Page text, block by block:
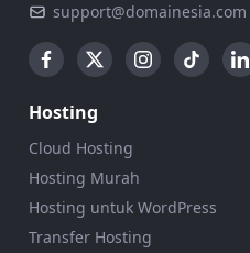
support@domainesia.com
Hosting
Cloud Hosting
Hosting Murah
Hosting untuk WordPress
Transfer Hosting